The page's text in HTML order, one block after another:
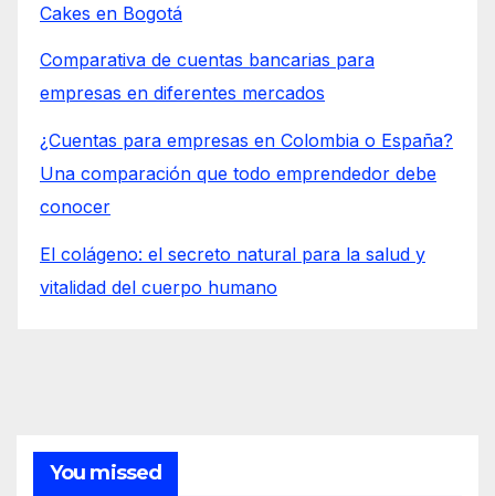
Cakes en Bogotá
Comparativa de cuentas bancarias para
empresas en diferentes mercados
¿Cuentas para empresas en Colombia o España?
Una comparación que todo emprendedor debe
conocer
El colágeno: el secreto natural para la salud y
vitalidad del cuerpo humano
You missed